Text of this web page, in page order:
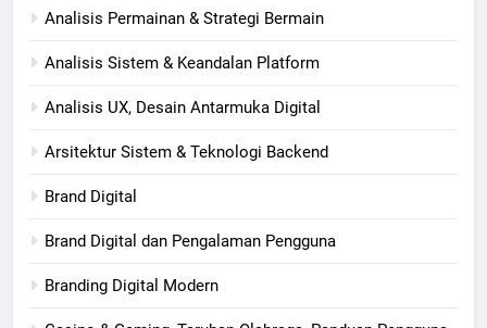
Analisis Permainan & Strategi Bermain
Analisis Sistem & Keandalan Platform
Analisis UX, Desain Antarmuka Digital
Arsitektur Sistem & Teknologi Backend
Brand Digital
Brand Digital dan Pengalaman Pengguna
Branding Digital Modern